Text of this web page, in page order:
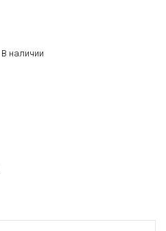
В наличии